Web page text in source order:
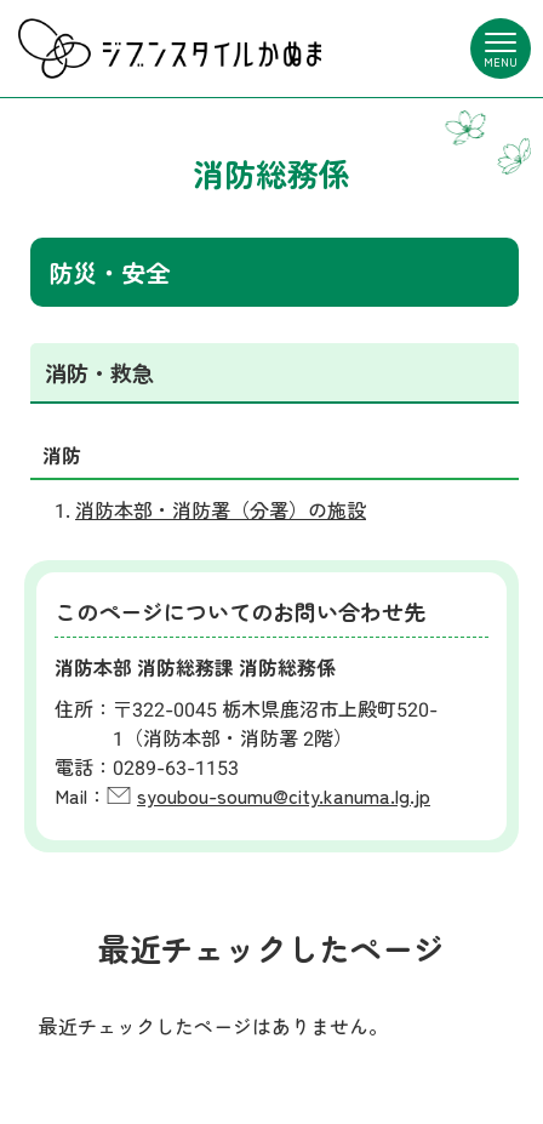
MENU
消防総務係
防災・安全
消防・救急
消防
消防本部・消防署（分署）の施設
このページについてのお問い合わせ先
消防本部 消防総務課 消防総務係
住所： 〒322-0045 栃木県鹿沼市上殿町520-
1（消防本部・消防署 2階）
電話： 0289-63-1153
Mail：
syoubou-soumu@city.kanuma.lg.jp
最近チェックしたページ
最近チェックしたページはありません。